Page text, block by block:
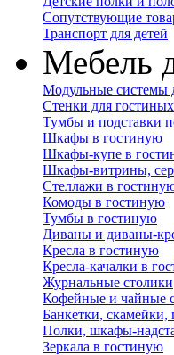
Сопутствующие
Транспорт для детей
Мебель
Модульные системы
Стенки для гостиных
Тумбы и подставки
Шкафы в гостиную
Шкафы-купе в
Шкафы-витрины,
Стеллажи в
Комоды в гостиную
Тумбы в гостиную
Диваны и диваны-
Кресла в гостиную
Кресла-качалки в
Журнальные столики
Кофейные и чайные
Банкетки, скамейки,
Полки, шкафы-
Зеркала в гостиную